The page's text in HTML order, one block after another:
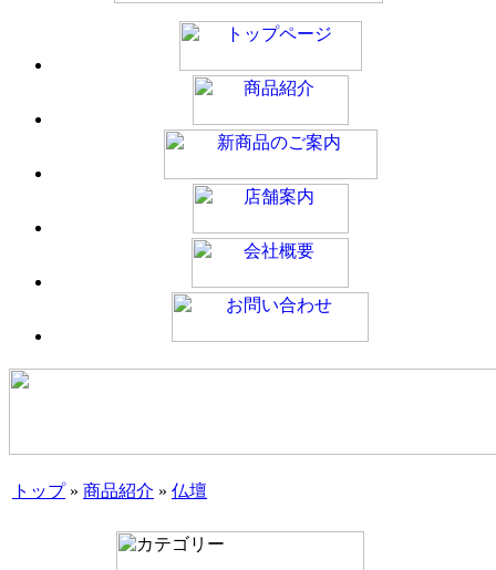
トップ» 商品紹介 » 仏壇